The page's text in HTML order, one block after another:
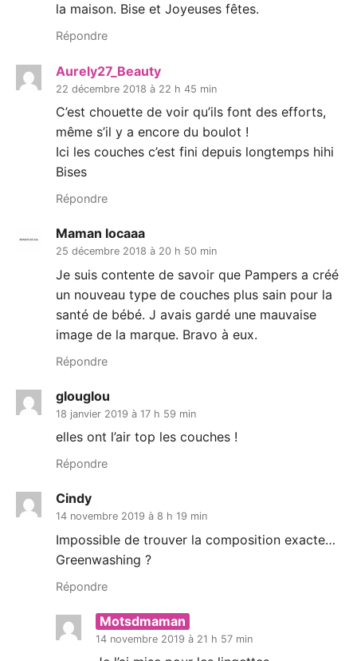
la maison. Bise et Joyeuses fêtes.
Répondre
Aurely27_Beauty
22 décembre 2018 à 22 h 45 min
C’est chouette de voir qu’ils font des efforts,
même s’il y a encore du boulot !
Ici les couches c’est fini depuis longtemps hihi
Bises
Répondre
Maman locaaa
25 décembre 2018 à 20 h 50 min
Je suis contente de savoir que Pampers a créé
un nouveau type de couches plus sain pour la
santé de bébé. J avais gardé une mauvaise
image de la marque. Bravo à eux.
Répondre
glouglou
18 janvier 2019 à 17 h 59 min
elles ont l’air top les couches !
Répondre
Cindy
14 novembre 2019 à 8 h 19 min
Impossible de trouver la composition exacte…
Greenwashing ?
Répondre
Motsdmaman
14 novembre 2019 à 21 h 57 min